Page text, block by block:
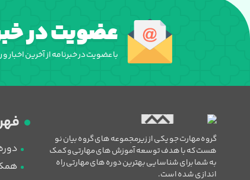
عضویت در
با عضویت در خبرنامه از آخرین
گروه مهارت جو یکی از زیرمجموعه های گروه بیان نو
هست که با هدف توسعه آموزش های مهارتی و کمک
به شما برای شناسایی بهترین دوره های مهارتی راه
اندازی شده است.